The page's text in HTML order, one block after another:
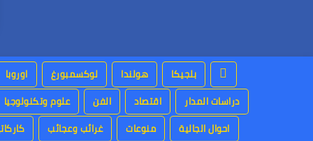
بلجيكا هولندا لوكسمبورغ اوروبا
دراسات المدار
اقتصاد الفن علوم وتكنولوجيا
احوال الجالية
منوعات غرائب وعجائب